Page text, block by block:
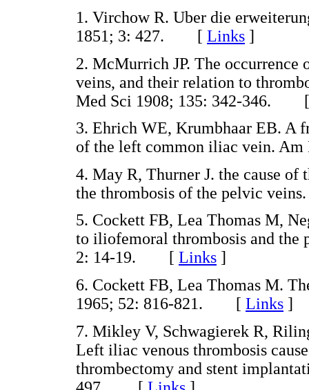
1. Virchow R. Uber die
1851; 3: 427. [ Links ]
2. McMurrich JP. The
veins, and their relation to
Med Sci 1908; 135: 342-346.
3. Ehrich WE, Krumbhaar EB. A
of the left common iliac vein.
4. May R, Thurner J. the cause
the thrombosis of the pelvic
5. Cockett FB, Lea Thomas M,
to iliofemoral thrombosis and the
2: 14-19. [ Links ]
6. Cockett FB, Lea Thomas M.
1965; 52: 816-821. [ Links ]
7. Mikley V, Schwagierek R,
Left iliac venous thrombosis
thrombectomy and stent